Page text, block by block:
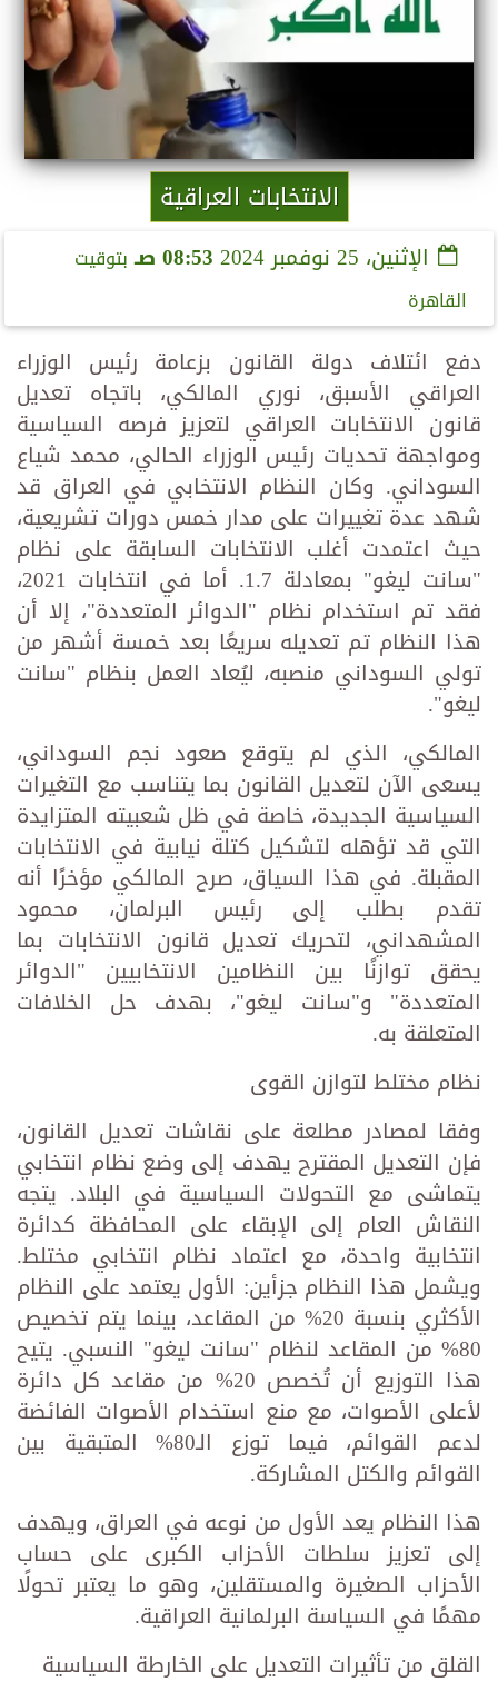
الانتخابات العراقية
الإثنين، 25 نوفمبر 2024 08:53 صـ
بتوقيت
القاهرة
دفع ائتلاف دولة القانون بزعامة رئيس الوزراء
العراقي الأسبق، نوري المالكي، باتجاه تعديل
قانون الانتخابات العراقي لتعزيز فرصه السياسية
ومواجهة تحديات رئيس الوزراء الحالي، محمد شياع
السوداني. وكان النظام الانتخابي في العراق قد
شهد عدة تغييرات على مدار خمس دورات تشريعية،
حيث اعتمدت أغلب الانتخابات السابقة على نظام
"سانت ليغو" بمعادلة 1.7. أما في انتخابات 2021،
فقد تم استخدام نظام "الدوائر المتعددة"، إلا أن
هذا النظام تم تعديله سريعًا بعد خمسة أشهر من
تولي السوداني منصبه، ليُعاد العمل بنظام "سانت
ليغو".
المالكي، الذي لم يتوقع صعود نجم السوداني،
يسعى الآن لتعديل القانون بما يتناسب مع التغيرات
السياسية الجديدة، خاصة في ظل شعبيته المتزايدة
التي قد تؤهله لتشكيل كتلة نيابية في الانتخابات
المقبلة. في هذا السياق، صرح المالكي مؤخرًا أنه
تقدم بطلب إلى رئيس البرلمان، محمود
المشهداني، لتحريك تعديل قانون الانتخابات بما
يحقق توازنًا بين النظامين الانتخابيين "الدوائر
المتعددة" و"سانت ليغو"، بهدف حل الخلافات
المتعلقة به.
نظام مختلط لتوازن القوى
وفقا لمصادر مطلعة على نقاشات تعديل القانون،
فإن التعديل المقترح يهدف إلى وضع نظام انتخابي
يتماشى مع التحولات السياسية في البلاد. يتجه
النقاش العام إلى الإبقاء على المحافظة كدائرة
انتخابية واحدة، مع اعتماد نظام انتخابي مختلط.
ويشمل هذا النظام جزأين: الأول يعتمد على النظام
الأكثري بنسبة 20% من المقاعد، بينما يتم تخصيص
80% من المقاعد لنظام "سانت ليغو" النسبي. يتيح
هذا التوزيع أن تُخصص 20% من مقاعد كل دائرة
لأعلى الأصوات، مع منع استخدام الأصوات الفائضة
لدعم القوائم، فيما توزع الـ80% المتبقية بين
القوائم والكتل المشاركة.
هذا النظام يعد الأول من نوعه في العراق، ويهدف
إلى تعزيز سلطات الأحزاب الكبرى على حساب
الأحزاب الصغيرة والمستقلين، وهو ما يعتبر تحولًا
مهمًا في السياسة البرلمانية العراقية.
القلق من تأثيرات التعديل على الخارطة السياسية